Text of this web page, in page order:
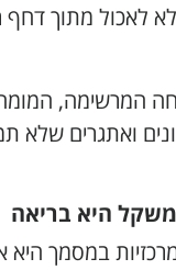
לאכול מתוך
המרשימה,
ואתגרים שלא
היא בריאה
במסמך היא